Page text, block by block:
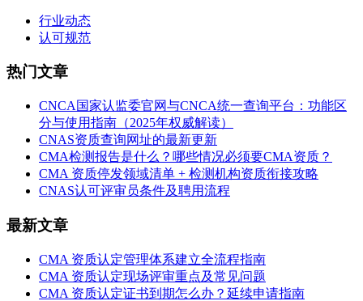
行业动态
认可规范
热门文章
CNCA国家认监委官网与CNCA统一查询平台：功能区
分与使用指南（2025年权威解读）
CNAS资质查询网址的最新更新
CMA检测报告是什么？哪些情况必须要CMA资质？
CMA 资质停发领域清单 + 检测机构资质衔接攻略
CNAS认可评审员条件及聘用流程
最新文章
CMA 资质认定管理体系建立全流程指南
CMA 资质认定现场评审重点及常见问题
CMA 资质认定证书到期怎么办？延续申请指南